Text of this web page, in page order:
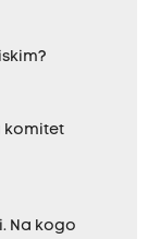
komitet
Na kogo